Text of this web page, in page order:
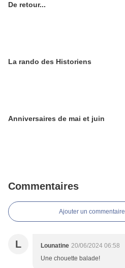
De retour...
La rando des Historiens
Anniversaires de mai et juin
Commentaires
Ajouter un commentaire
L Lounatine 20/06/2024 06:58
Une chouette balade!